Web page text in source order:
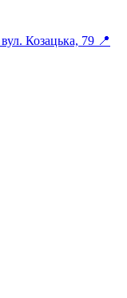
Козацька, 79 📍